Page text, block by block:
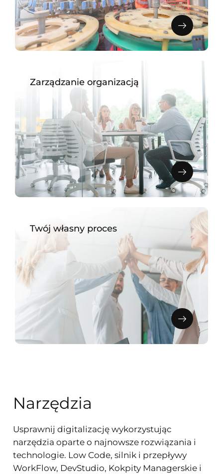
Zarządzanie organizacją
Twój własny proces
Narzędzia
Usprawnij digitalizację wykorzystując
narzędzia oparte o najnowsze rozwiązania i
technologie. Low Code, silnik i przepływy
WorkFlow, DevStudio, Kokpity Managerskie i